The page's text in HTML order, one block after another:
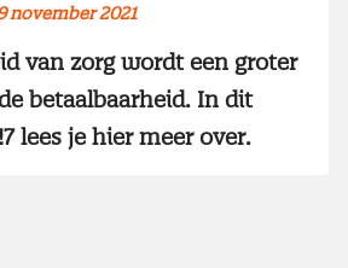
november 2021
van zorg wordt een groter
betaalbaarheid. In dit
lees je hier meer over.